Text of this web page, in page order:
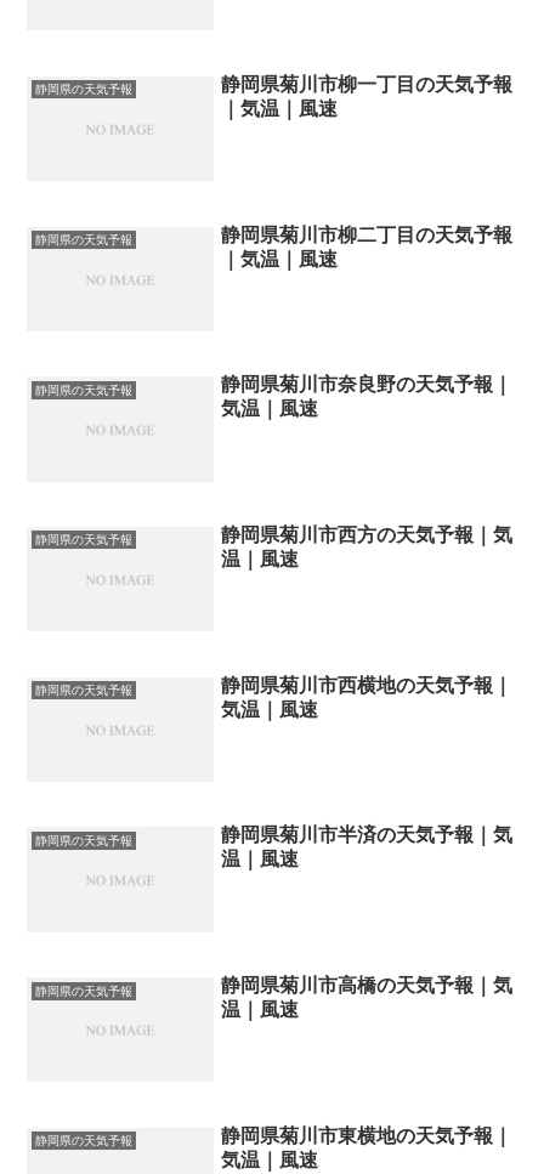
静岡県の天気予報
静岡県菊川市柳一丁目の天気予報
｜気温｜風速
静岡県の天気予報
静岡県菊川市柳二丁目の天気予報
｜気温｜風速
静岡県の天気予報
静岡県菊川市奈良野の天気予報｜
気温｜風速
静岡県の天気予報
静岡県菊川市西方の天気予報｜気
温｜風速
静岡県の天気予報
静岡県菊川市西横地の天気予報｜
気温｜風速
静岡県の天気予報
静岡県菊川市半済の天気予報｜気
温｜風速
静岡県の天気予報
静岡県菊川市高橋の天気予報｜気
温｜風速
静岡県の天気予報
静岡県菊川市東横地の天気予報｜
気温｜風速